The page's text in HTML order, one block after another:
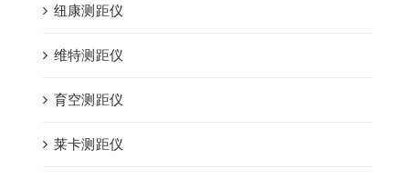
纽康测距仪
维特测距仪
育空测距仪
莱卡测距仪